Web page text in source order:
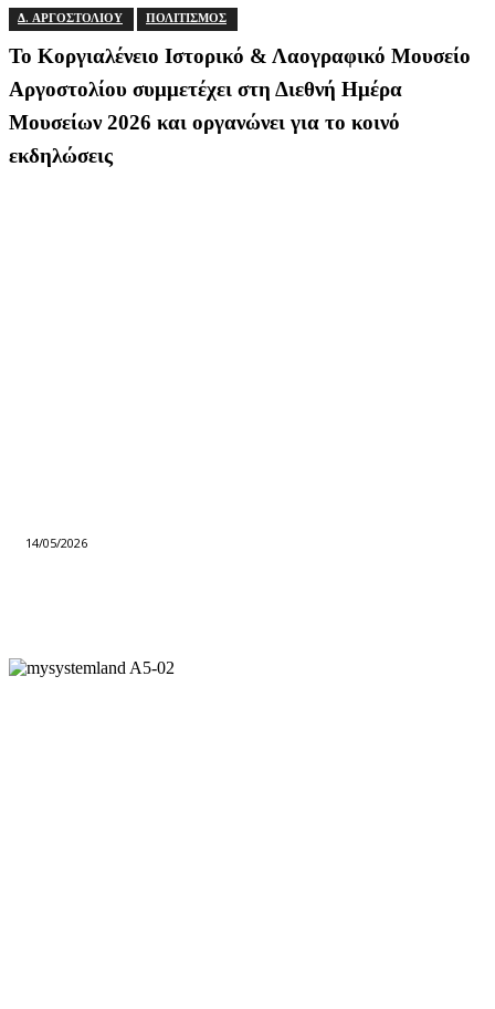
Δ. ΑΡΓΟΣΤΟΛΙΟΥ ΠΟΛΙΤΙΣΜΟΣ
Το Κοργιαλένειο Ιστορικό & Λαογραφικό Μουσείο
Αργοστολίου συμμετέχει στη Διεθνή Ημέρα
Μουσείων 2026 και οργανώνει για το κοινό
εκδηλώσεις
14/05/2026